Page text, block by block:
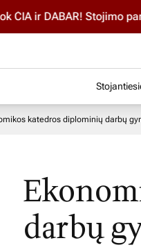
ir DABAR! Stojimo
katedros diplominių darbų
darbų